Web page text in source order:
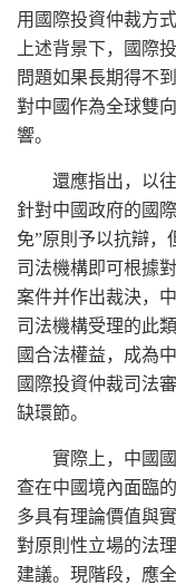
用國際投資仲裁方
上述背景下，國際
問題如果長期得不
對中國作為全球雙
響。
還應指出，以
針對中國政府的國
免”原則予以抗辯，
司法機構即可根據
案件并作出裁決，
司法機構受理的此
國合法權益，成為
國際投資仲裁司法
缺環節。
實際上，中國
查在中國境內面臨
多具有理論價值與
對原則性立場的法
建議。現階段，應